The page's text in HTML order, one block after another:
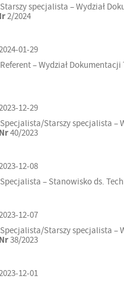
Starszy specjalista – Wydział
2/2024
01-29
Referent – Wydział Dokumentacji
12-29
Specjalista/Starszy specjalista –
Nr40/2023
12-08
Specjalista – Stanowisko ds.
12-07
Specjalista/Starszy specjalista –
Nr38/2023
12-01